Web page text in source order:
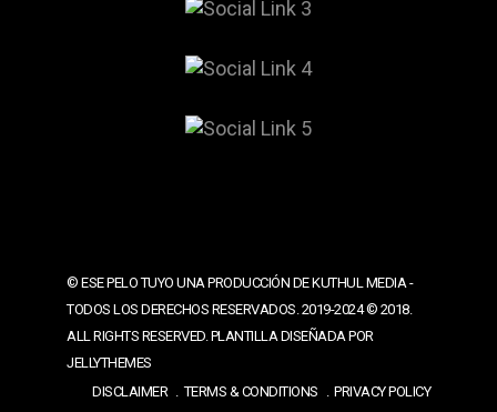
© ESE PELO TUYO UNA PRODUCCIÓN DE KUTHUL MEDIA -
TODOS LOS DERECHOS RESERVADOS. 2019-2024 © 2018.
ALL RIGHTS RESERVED. PLANTILLA DISEÑADA POR
JELLYTHEMES
DISCLAIMER
TERMS & CONDITIONS PRIVACY POLICY